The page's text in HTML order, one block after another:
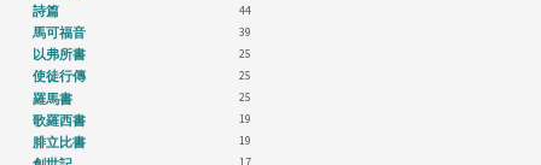
詩篇 44
馬可福音 39
以弗所書 25
使徒行傳 25
羅馬書 25
歌羅西書 19
腓立比書 19